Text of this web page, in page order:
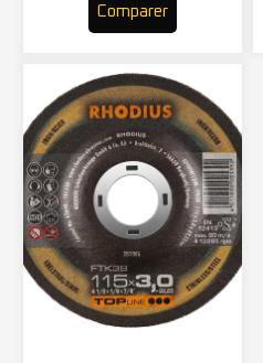
Comparer